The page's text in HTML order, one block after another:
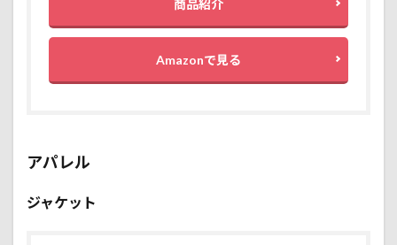
商品紹介
Amazonで見る
アパレル
ジャケット